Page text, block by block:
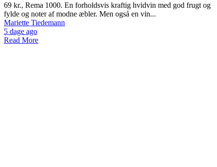
69 kr., Rema 1000. En forholdsvis kraftig hvidvin med god frugt og
fylde og noter af modne æbler. Men også en vin...
Mariette Tiedemann
5 dage ago
Read More